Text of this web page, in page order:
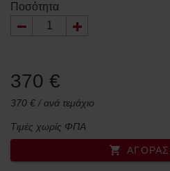
Ποσότητα
370 €
370 € / ανά τεμάχιο
Τιμές χωρίς ΦΠΑ